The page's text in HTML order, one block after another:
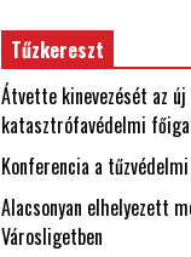
Tűzkereszt
Átvette kinevezését az új
katasztrófavédelmi
Konferencia a
Alacsonyan elhelyezett
Városligetben